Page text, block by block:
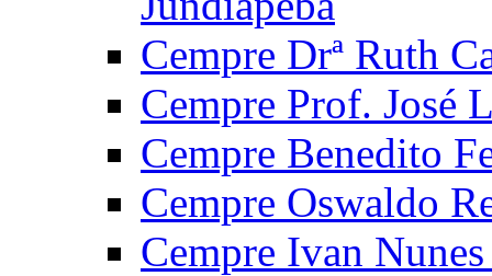
Cempre Drª Ruth
Cempre Prof. José
Cempre Benedito
Cempre Oswaldo
Cempre Ivan